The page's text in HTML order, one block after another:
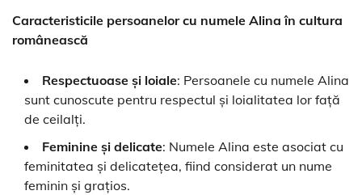
Caracteristicile persoanelor cu numele Alina în cultura
românească
Respectuoase și loiale: Persoanele cu numele Alina
sunt cunoscute pentru respectul și loialitatea lor față
de ceilalți.
Feminine și delicate: Numele Alina este asociat cu
feminitatea și delicatețea, fiind considerat un nume
feminin și grațios.